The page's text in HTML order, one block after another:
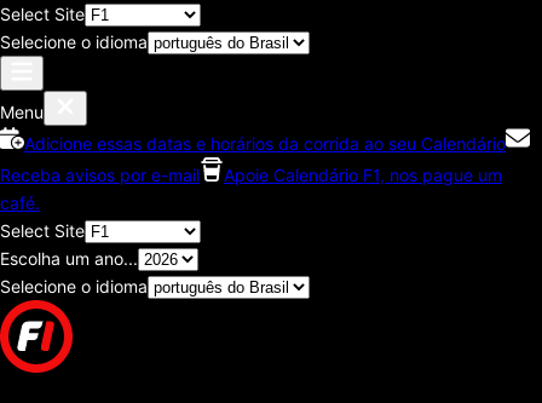
Select Site
Selecione o idioma
Menu
Adicione essas datas e horários da corrida ao seu Calendário
Receba avisos por e-mail
Apoie Calendário F1, nos pague um
café.
Select Site
Escolha um ano...
Selecione o idioma